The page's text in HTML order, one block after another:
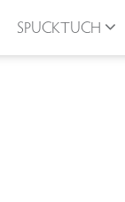
SPUCKTUCH